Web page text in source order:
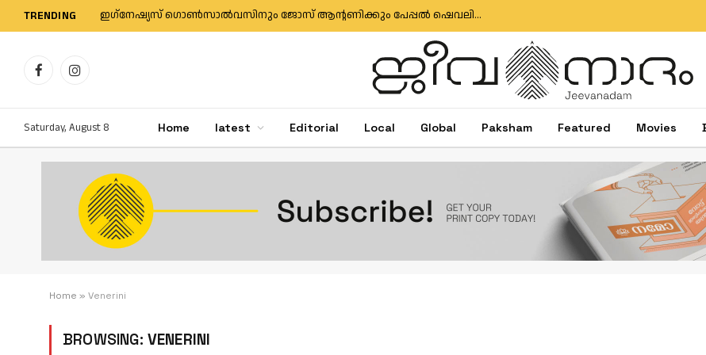
TRENDING ഇഗ്‌നേഷ്യസ് ഗൊൺസാൽവസിനും ജോസ് ആന്റണിക്കും പേപ്പൽ ഷെവലിയർ പദവി
FacebookInstagram
Saturday, August 8 Home latest Editorial Local Global Paksham Featured Movies
Home » Venerini
BROWSING: VENERINI